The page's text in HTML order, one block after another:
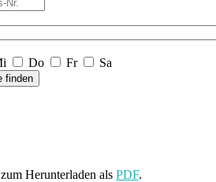
Do Fr
Sa
Herunterladen als PDF.